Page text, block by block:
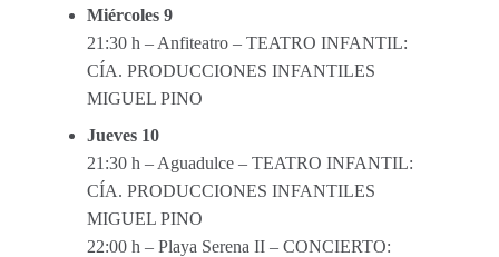
Miércoles 9
21:30 h – Anfiteatro – TEATRO INFANTIL:
CÍA. PRODUCCIONES INFANTILES
MIGUEL PINO
Jueves 10
21:30 h – Aguadulce – TEATRO INFANTIL:
CÍA. PRODUCCIONES INFANTILES
MIGUEL PINO
22:00 h – Playa Serena II – CONCIERTO: